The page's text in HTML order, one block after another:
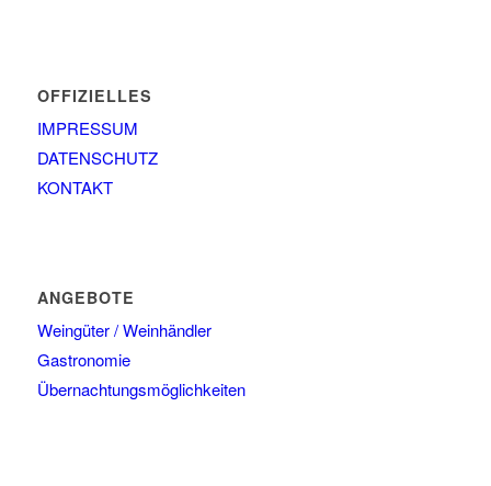
OFFIZIELLES
IMPRESSUM
DATENSCHUTZ
KONTAKT
ANGEBOTE
Weingüter / Weinhändler
Gastronomie
Übernachtungsmöglichkeiten